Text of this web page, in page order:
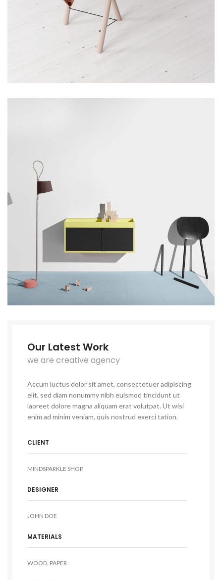
Our Latest Work
we are creative agency
Accum luctus dolor sit amet, consectetuer adipiscing
elit, sed diam nonummy nibh euismod tincidunt ut
laoreet dolore magna aliquam erat volutpat. Ut wisi
enim ad minim veniam, quis nostrud exerci tation.
CLIENT
MINDSPARKLE SHOP
DESIGNER
JOHN DOE
MATERIALS
WOOD, PAPER